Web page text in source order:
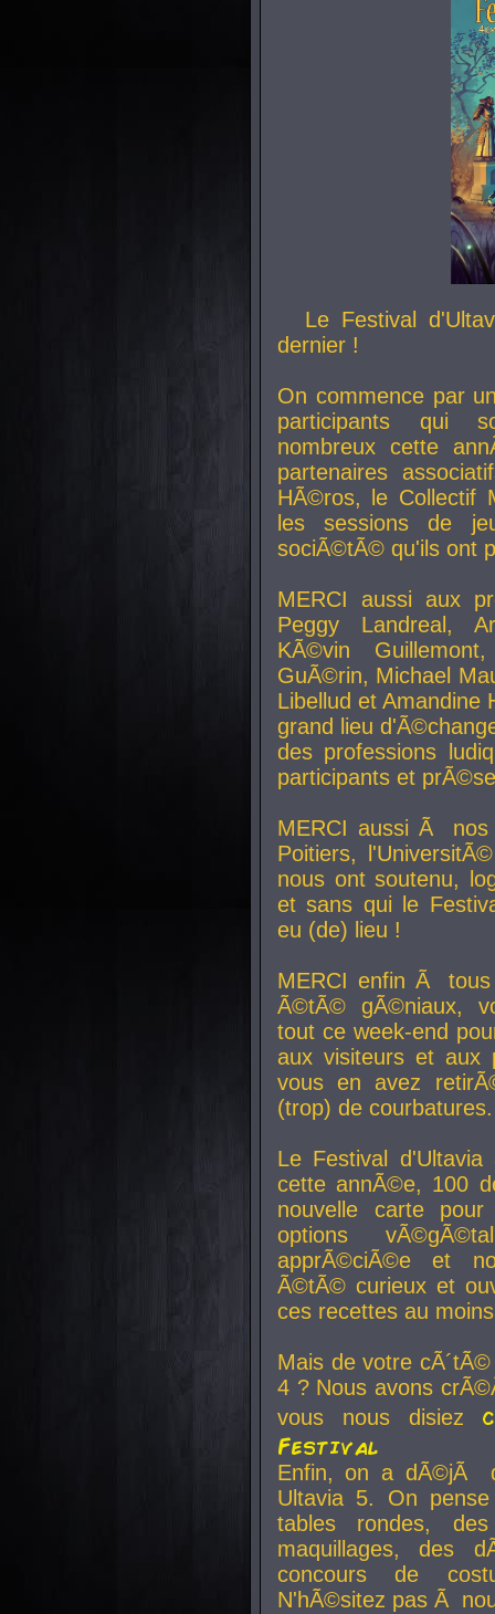
Le Festival
dernier !
On commence par
participants qui
nombreux cette
partenaires
HÃ©ros, le Collectif
les sessions de
sociÃ©tÃ© qu'ils ont
MERCI aussi aux
Peggy Landreal,
KÃ©vin
GuÃ©rin, Michael
Libellud et Amandine
grand lieu
des professions
participants et
MERCI aussi Ã nos
Poitiers,
nous ont soutenu,
et sans qui le
eu (de) lieu !
MERCI enfin Ã
Ã©tÃ© gÃ©niaux,
tout ce week-end
aux visiteurs et aux
vous en avez
(trop) de courbatures.
Le Festival
cette annÃ©e, 100
nouvelle carte
options
apprÃ©ciÃ©e et
Ã©tÃ© curieux et
ces recettes au
Mais de votre
4 ? Nous avons
vous nous disiez
Festival
Enfin, on a dÃ©jÃ
Ultavia 5. On
tables rondes,
maquillages, des
concours de
N'hÃ©sitez pas Ã